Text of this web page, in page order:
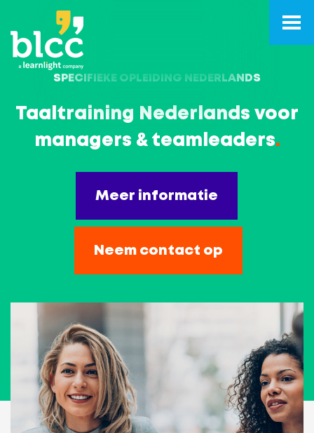
SPECIFIEKE OPLEIDING NEDERLANDS
Taaltraining Nederlands voor
managers & teamleaders.
Meer informatie
Neem contact op